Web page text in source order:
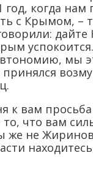
когда нам
с Крымом, –
мы
принялся
к вам
что вам
же не